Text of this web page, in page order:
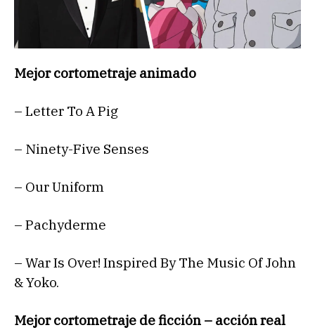
Mejor cortometraje animado
– Letter To A Pig
– Ninety-Five Senses
– Our Uniform
– Pachyderme
– War Is Over! Inspired By The Music Of John
& Yoko.
Mejor cortometraje de ficción – acción real